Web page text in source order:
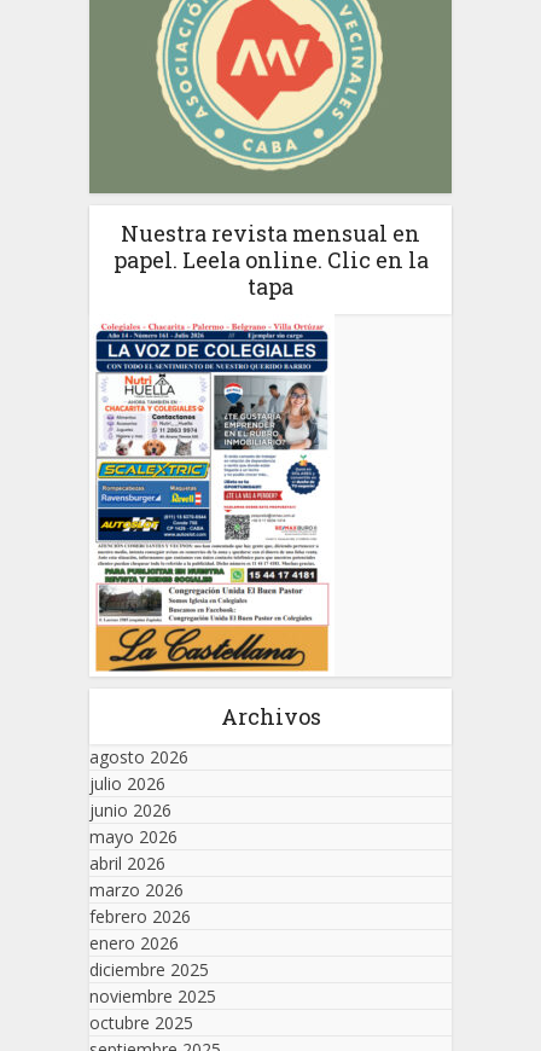
Nuestra revista mensual en
papel. Leela online. Clic en la
tapa
Archivos
agosto 2026
julio 2026
junio 2026
mayo 2026
abril 2026
marzo 2026
febrero 2026
enero 2026
diciembre 2025
noviembre 2025
octubre 2025